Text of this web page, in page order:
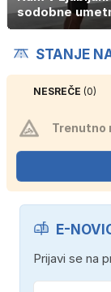
sodobne
STANJE
NESREČE (0)
Trenutno
E-
Prijavi se na